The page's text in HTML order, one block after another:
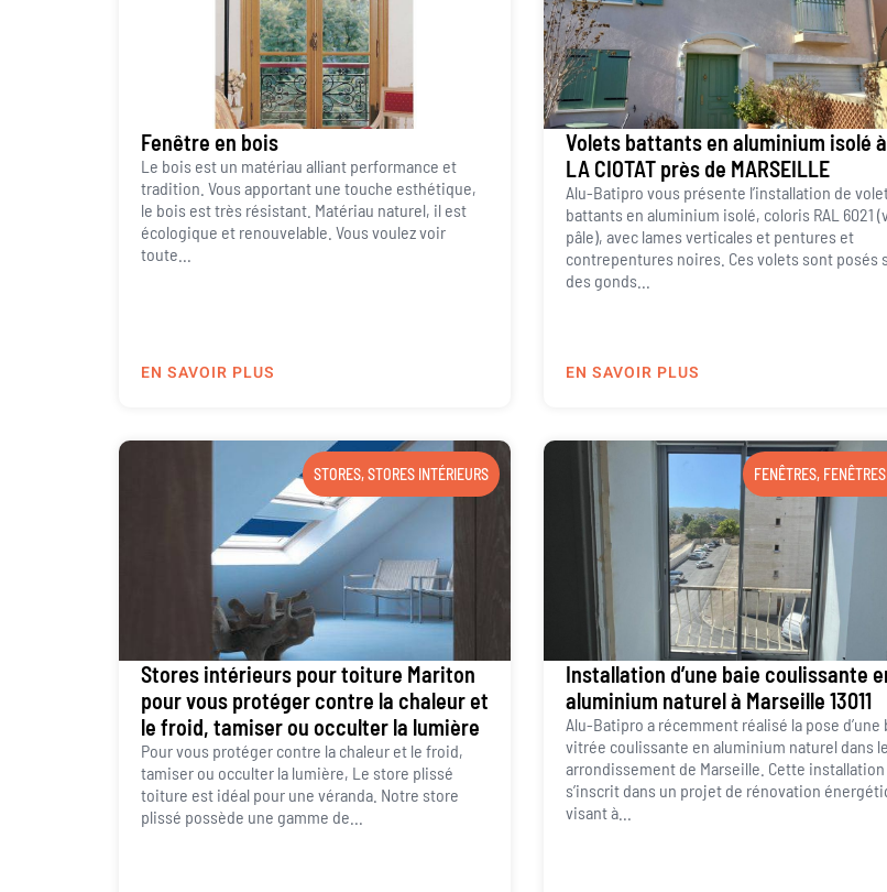
Fenêtre en bois
Le bois est un matériau alliant performance et
tradition. Vous apportant une touche esthétique,
le bois est très résistant. Matériau naturel, il est
écologique et renouvelable. Vous voulez voir
toute...
EN SAVOIR PLUS
Volets battants en aluminium isolé à
LA CIOTAT près de MARSEILLE
Alu-Batipro vous présente l’installation de
battants en aluminium isolé, coloris RAL 6021
pâle), avec lames verticales et pentures et
contrepentures noires. Ces volets sont posés
des gonds...
EN SAVOIR PLUS
STORES,STORES INTÉRIEURS
Stores intérieurs pour toiture Mariton
pour vous protéger contre la chaleur et
le froid, tamiser ou occulter la lumière
Pour vous protéger contre la chaleur et le froid,
tamiser ou occulter la lumière, Le store plissé
toiture est idéal pour une véranda. Notre store
plissé possède une gamme de...
FENÊTRES,
Installation d’une baie coulissante
aluminium naturel à Marseille 13011
Alu-Batipro a récemment réalisé la pose d’une
vitrée coulissante en aluminium naturel dans le
arrondissement de Marseille. Cette installation
s’inscrit dans un projet de rénovation
visant à...